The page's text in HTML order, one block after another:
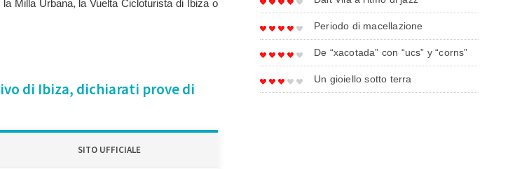
Milla Urbana, la Vuelta Cicloturista di Ibiza o
di Ibiza, dichiarati prove di
SITO UFFICIALE
Periodo di macellazione
De “xacotada” con “ucs” y “corns”
Un gioiello sotto terra